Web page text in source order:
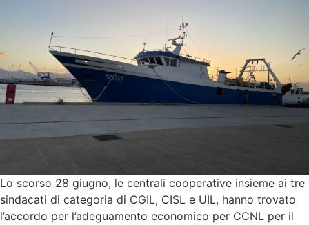
Lo scorso 28 giugno, le centrali cooperative insieme ai tre
sindacati di categoria di CGIL, CISL e UIL, hanno trovato
l’accordo per l’adeguamento economico per CCNL per il